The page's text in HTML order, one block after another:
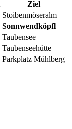
Ziel
Stoibenmöseralm
Sonnwendköpfl
Taubensee
Taubenseehütte
Parkplatz Mühlberg